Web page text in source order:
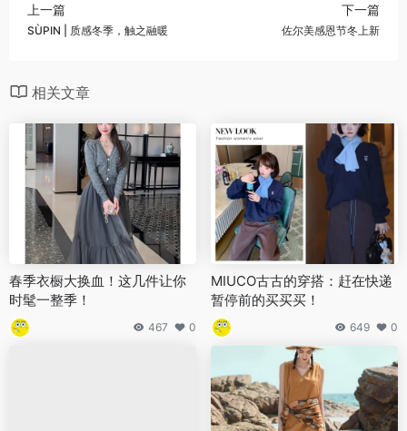
上一篇
SÙPIN | 质感冬季，触之融暖
下一篇
佐尔美感恩节冬上新
相关文章
春季衣橱大换血！这几件让你
时髦一整季！
467 0
MIUCO古古的穿搭：赶在快递
暂停前的买买买！
649 0